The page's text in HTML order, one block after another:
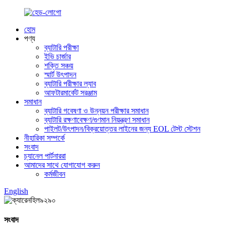
হোম
পণ্য
ব্যাটারি পরীক্ষা
ইভি চার্জার
শক্তি সঞ্চয়
স্মার্ট উৎপাদন
ব্যাটারি পরীক্ষার ল্যাব
আফটারমার্কেট সরঞ্জাম
সমাধান
ব্যাটারি গবেষণা ও উন্নয়ন পরীক্ষার সমাধান
ব্যাটারি রক্ষণাবেক্ষণ/গুণমান নিয়ন্ত্রণ সমাধান
পাইলট/উৎপাদন/বিক্রয়োত্তর লাইনের জন্য EOL টেস্ট স্টেশন
নীহারিকা সম্পর্কে
সংবাদ
চ্যানেল পার্টনাররা
আমাদের সাথে যোগাযোগ করুন
কর্মজীবন
English
সংবাদ